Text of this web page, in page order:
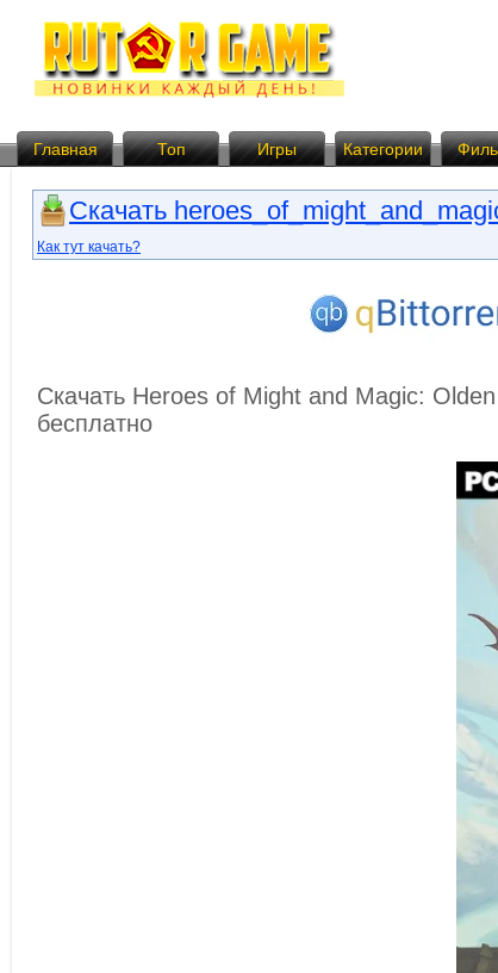
Главная Топ Игры Категории
Скачать
Как тут качать?
Скачать Heroes of Might and Magic:
бесплатно